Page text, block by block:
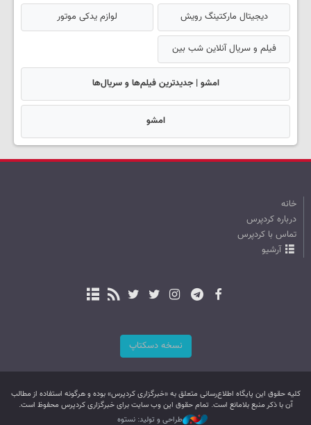
دیجیتال مارکتینگ رویش لوازم یدکی موتور
فیلم و سریال آنلاین شب بین
امشو | جدیدترین فیلم‌ها و سریال‌ها
امشو
خانه
درباره کردپرس
تماس با کردپرس
آرشیو
نسخه دسکتاپ
کليه حقوق اين پایگاه اطلاع‌رسانی متعلق به «خبرگزاری کردپرس» بوده و هرگونه استفاده از مطالب
آن با ذکر منبع بلامانع است. تمام حقوق این وب سایت برای خبرگزاری کردپرس محفوظ است.
طراحی و تولید: نستوه